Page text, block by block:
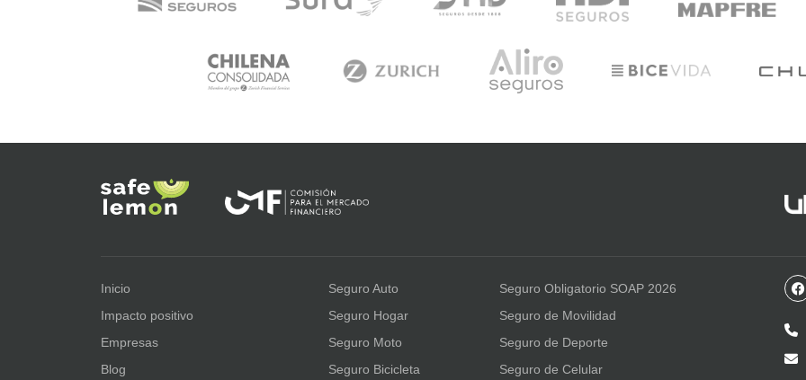
Inicio
Impacto positivo
Empresas
Blog
Seguro Auto
Seguro Hogar
Seguro Moto
Seguro Bicicleta
Seguro Obligatorio SOAP 2026
Seguro de Movilidad
Seguro de Deporte
Seguro de Celular